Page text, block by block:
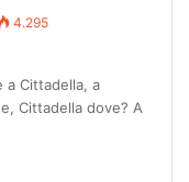
4.295
a Cittadella, a
Cittadella dove? A